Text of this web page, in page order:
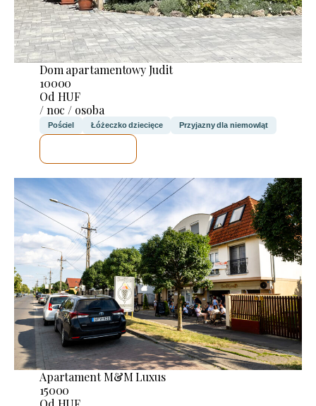
Dom apartamentowy Judit
10000
Od HUF
/ noc / osoba
Pościel Łóżeczko dziecięce Przyjazny dla niemowląt
Apartament M&M Luxus
15000